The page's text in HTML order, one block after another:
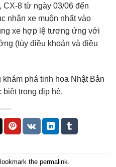
CX-8 từ ngày 03/06 đến
nhận xe muộn nhất vào
xe hợp lệ tương ứng với
(tùy điều khoản và điều
phá tinh hoa Nhật Bản
biệt trong dịp hè.
the permalink